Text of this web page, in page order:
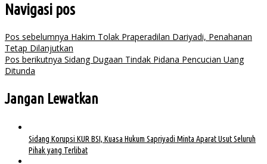
Navigasi pos
Pos sebelumnya Hakim Tolak Praperadilan Dariyadi, Penahanan
Tetap Dilanjutkan
Pos berikutnya Sidang Dugaan Tindak Pidana Pencucian Uang
Ditunda
Jangan Lewatkan
Sidang Korupsi KUR BSI, Kuasa Hukum Sapriyadi Minta Aparat Usut Seluruh
Pihak yang Terlibat